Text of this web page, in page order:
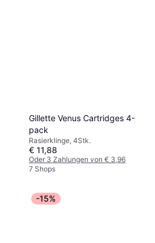
Gillette Venus Cartridges 4-
pack
Rasierklinge, 4Stk.
€ 11,88
Oder 3 Zahlungen von € 3,96
7 Shops
-15%